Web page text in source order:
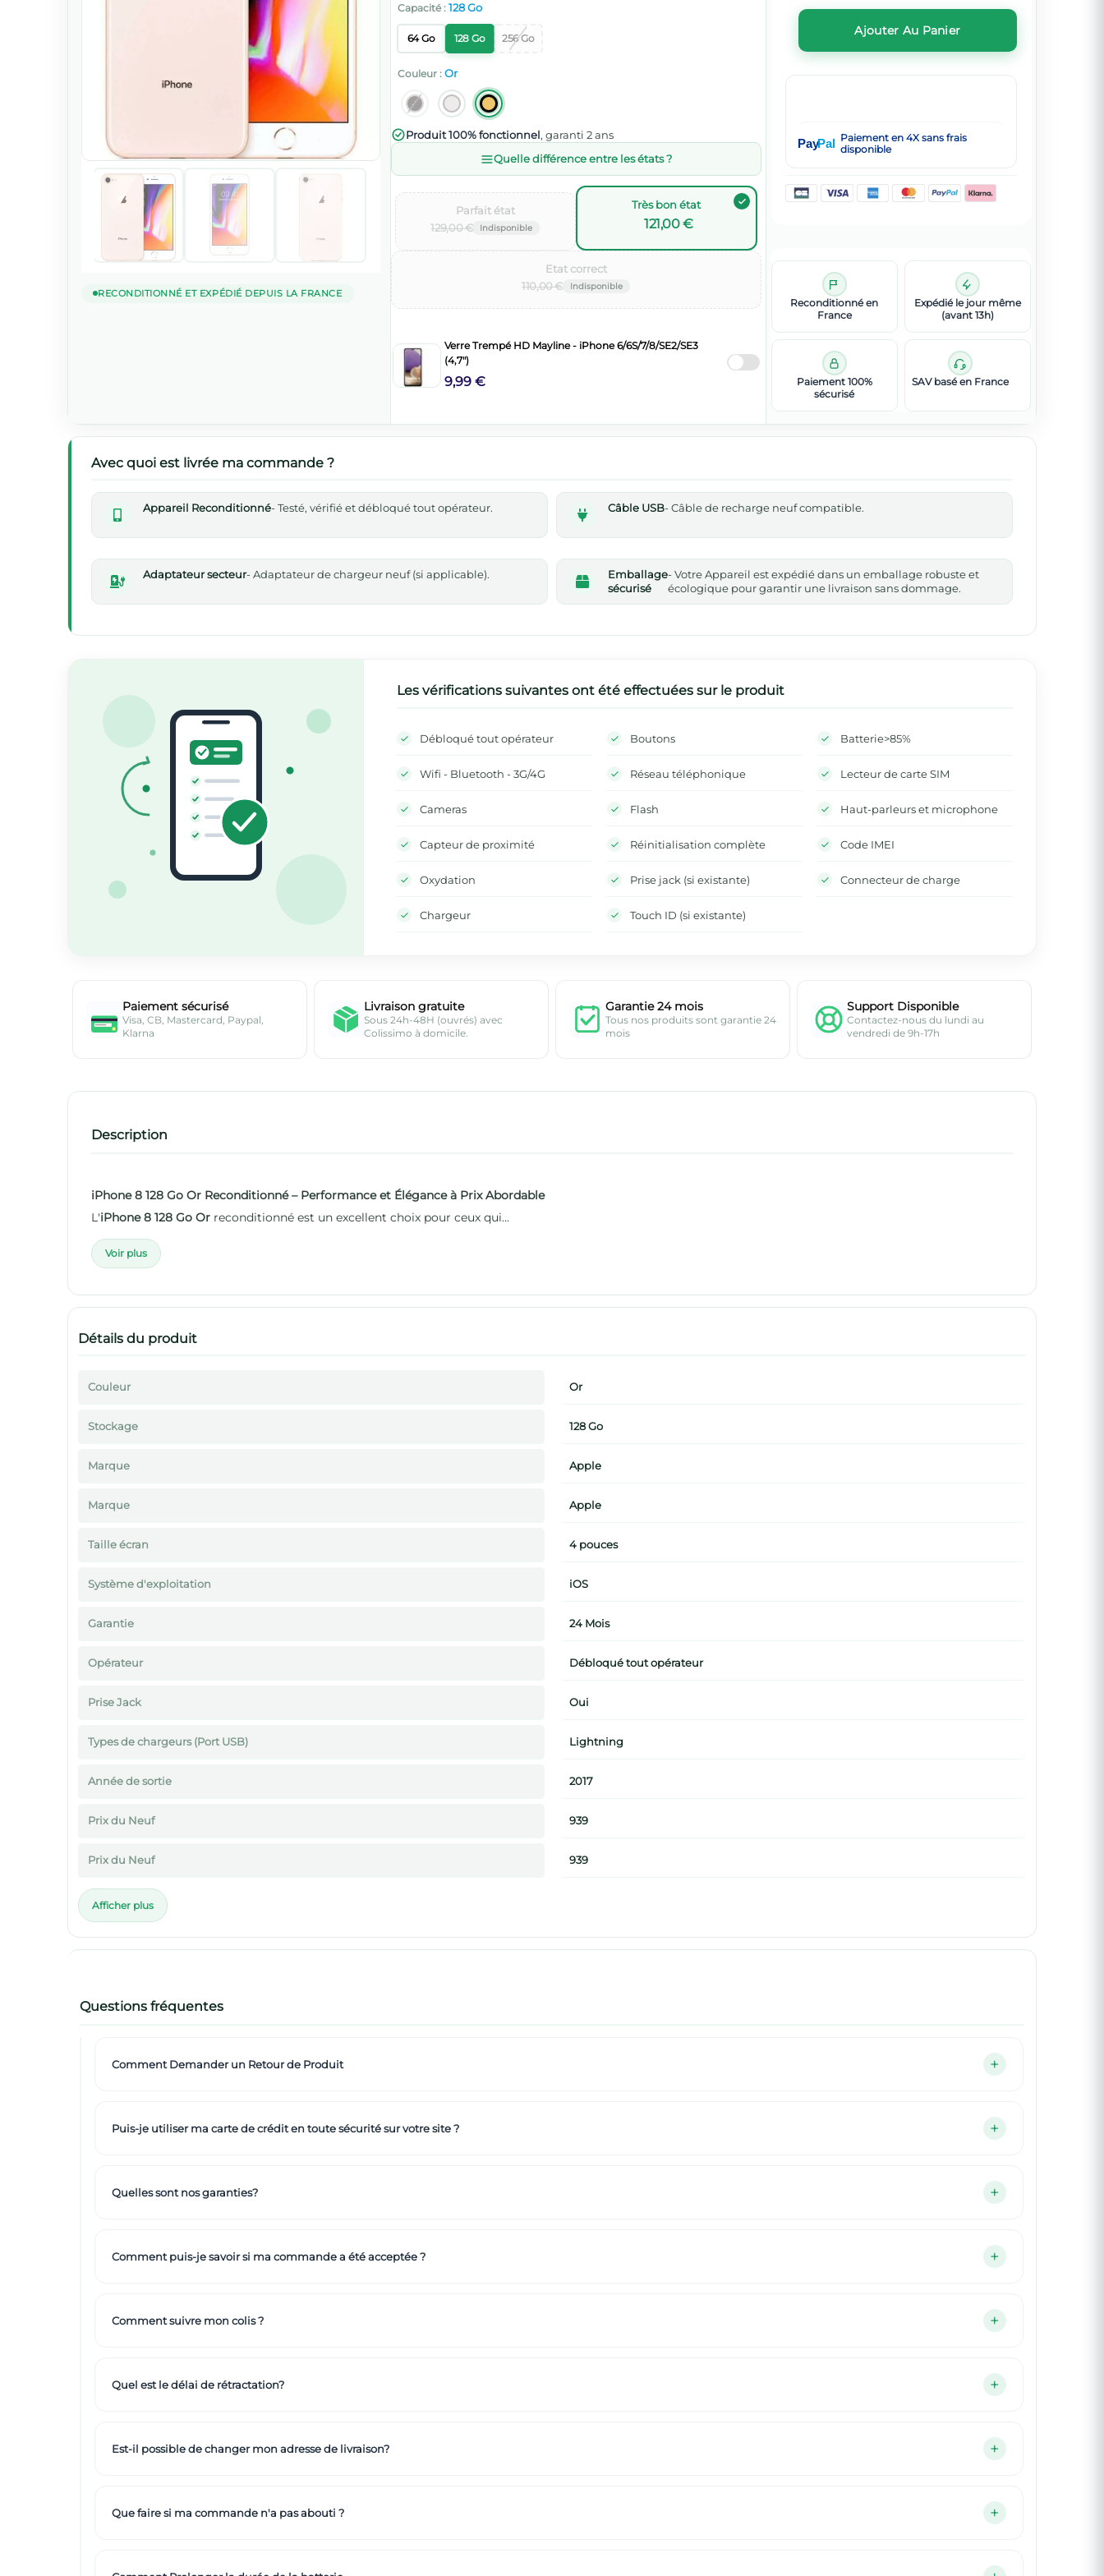
RECONDITIONNÉ ET EXPÉDIÉ DEPUIS LA FRANCE
Capacité : 128 Go
64 Go 128 Go 256 Go
Couleur : Or
Produit 100% fonctionnel, garanti 2 ans
Quelle différence entre les états ?
129,00 €
Parfait état‌
121,00 €
Très bon état
110,00 €
Etat correct‌
Verre Trempé HD Mayline - iPhone 6/6S/7/8/SE2/SE3
(4,7")
9,99 €
Ajouter Au Panier
PayPal Paiement en 4X sans frais
disponible
Reconditionné en
France
Expédié le jour même
(avant 13h)
Paiement 100%
sécurisé
SAV basé en France
Avec quoi est livrée ma commande ?
Appareil Reconditionné- Testé, vérifié et débloqué tout opérateur. Câble USB- Câble de recharge neuf compatible.
Adaptateur secteur- Adaptateur de chargeur neuf (si applicable).
Emballage
sécurisé
- Votre Appareil est expédié dans un emballage robuste et
écologique pour garantir une livraison sans dommage.
Les vérifications suivantes ont été effectuées sur le produit
Débloqué tout opérateur Boutons Batterie>85%
Wifi - Bluetooth - 3G/4G Réseau téléphonique Lecteur de carte SIM
Cameras Flash Haut-parleurs et microphone
Capteur de proximité Réinitialisation complète Code IMEI
Oxydation Prise jack (si existante) Connecteur de charge
Chargeur Touch ID (si existante)
Paiement sécurisé
Visa, CB, Mastercard, Paypal,
Klarna
Livraison gratuite
Sous 24h-48H (ouvrés) avec
Colissimo à domicile.
Garantie 24 mois
Tous nos produits sont garantie 24
mois
Support Disponible
Contactez-nous du lundi au
vendredi de 9h-17h
Description
iPhone 8 128 Go Or Reconditionné – Performance et Élégance à Prix Abordable
L'iPhone 8 128 Go Or reconditionné est un excellent choix pour ceux qui...
Voir plus
Détails du produit
Couleur Or
Stockage 128 Go
Marque Apple
Marque Apple
Taille écran 4 pouces
Système d'exploitation iOS
Garantie 24 Mois
Opérateur Débloqué tout opérateur
Prise Jack Oui
Types de chargeurs (Port USB) Lightning
Année de sortie 2017
Prix du Neuf 939
Prix du Neuf 939
Afficher plus
Questions fréquentes
Comment Demander un Retour de Produit
Puis-je utiliser ma carte de crédit en toute sécurité sur votre site ?
Quelles sont nos garanties?
Comment puis-je savoir si ma commande a été acceptée ?
Comment suivre mon colis ?
Quel est le délai de rétractation?
Est-il possible de changer mon adresse de livraison?
Que faire si ma commande n'a pas abouti ?